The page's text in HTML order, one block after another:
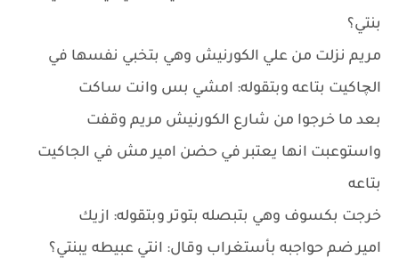
بنتي؟
مريم نزلت من علي الكورنيش وهي بتخبي نفسها في
الچاكيت بتاعه وبتقوله: امشي بس وانت ساكت
بعد ما خرجوا من شارع الكورنيش مريم وقفت
واستوعبت انها يعتبر في حضن امير مش في الجاكيت
بتاعه
خرجت بكسوف وهي بتبصله بتوتر وبتقوله: ازيك
امير ضم حواجبه بأستغراب وقال: انتي عبيطه يبنتي؟